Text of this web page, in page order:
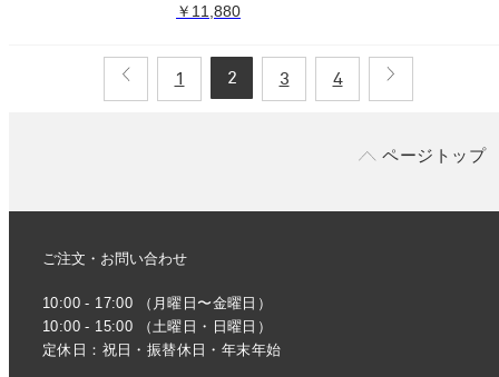
￥11,880
1 2 3 4
ページトップ
ご注文・お問い合わせ
10:00 - 17:00 （月曜日〜金曜日）
10:00 - 15:00 （土曜日・日曜日）
定休日：祝日・振替休日・年末年始